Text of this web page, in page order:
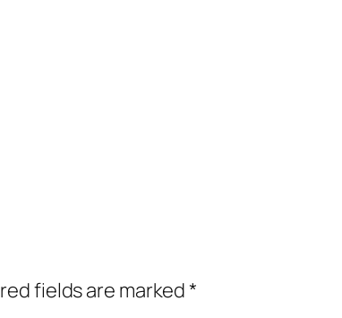
fields are marked*